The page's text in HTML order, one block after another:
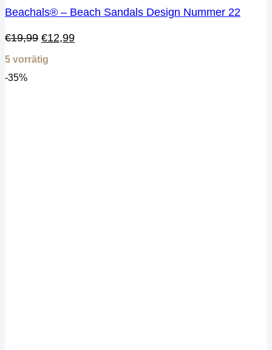
Beachals® – Beach Sandals Design Nummer 22
€19,99 Ursprünglicher
war:
€12,99Aktueller
5 vorrätig
-35%